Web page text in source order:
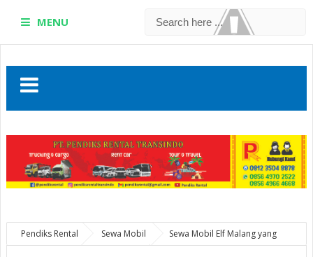
MENU
Pendiks Rental Sewa Mobil
Sewa Mobil Elf Malang yang
Murah